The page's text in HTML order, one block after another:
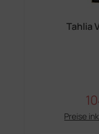
Tahlia
Preise